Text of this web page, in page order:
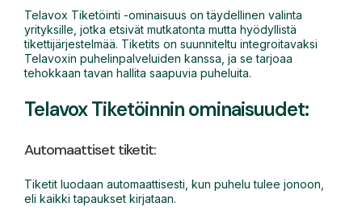
Telavox Tiketöinti -ominaisuus on täydellinen valinta
yrityksille, jotka etsivät mutkatonta mutta hyödyllistä
tikettijärjestelmää. Tiketits on suunniteltu integroitavaksi
Telavoxin puhelinpalveluiden kanssa, ja se tarjoaa
tehokkaan tavan hallita saapuvia puheluita.
Telavox Tiketöinnin ominaisuudet:
Automaattiset tiketit:
Tiketit luodaan automaattisesti, kun puhelu tulee jonoon,
eli kaikki tapaukset kirjataan.